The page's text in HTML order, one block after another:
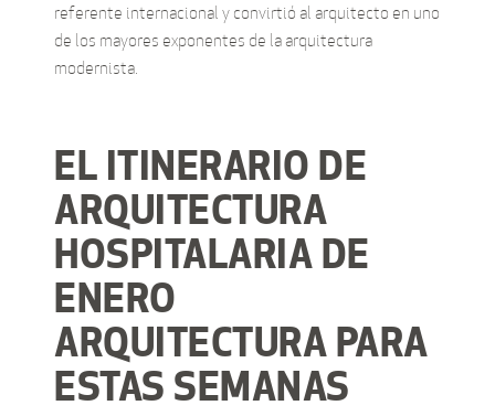
referente internacional y convirtió al arquitecto en uno
de los mayores exponentes de la arquitectura
modernista.
EL ITINERARIO DE
ARQUITECTURA
HOSPITALARIA DE
ENERO
ARQUITECTURA PARA
ESTAS SEMANAS